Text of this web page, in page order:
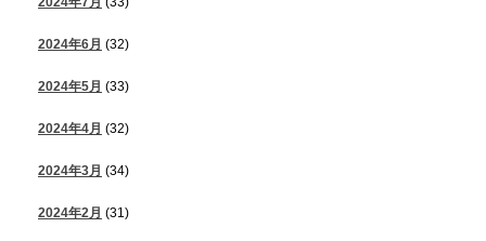
2024年6月 (32)
2024年5月 (33)
2024年4月 (32)
2024年3月 (34)
2024年2月 (31)